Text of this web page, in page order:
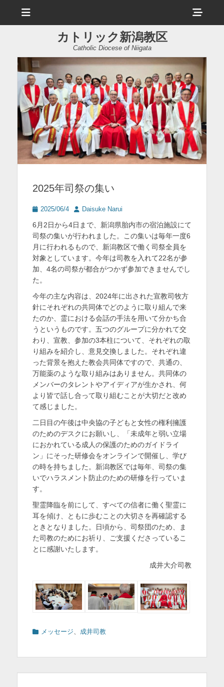
ュ
ヘ
ッ
ー
サ
イ
ド
バ
コ
カトリック新潟教区
Catholic Diocese of Niigata
2025年司祭の集い
投
日
2025/06/4
投
者
Daisuke Narui
6月2日から4日まで、新潟県胎内市の宿泊施設にて
司祭の集いが行われました。この集いは毎年一度6
月に行われるもので、新潟教区で働く司祭全員を
対象としています。今年は司教を入れて22名が参
加、4名の司祭が都合がつかず参加できませんでし
た。
今年の主な内容は、2024年に出された宣教司牧方
針にそれぞれの共同体でどのように取り組んで来
たのか、霊における会話の手法を用いて分かち合
うというものです。五つのグループに分かれて交
わり、宣教、参加の3本柱について、それぞれの取
り組みを紹介し、意見交換しました。それぞれ違
った背景を抱えた教会共同体ですので、共通の、
万能薬のような取り組みはありません。共同体の
メンバーのタレントやアイディアが生かされ、何
より皆で話し合って取り組むことが大切だと改め
て感じました。
二日目の午後は中央協の子どもと女性の権利擁護
のためのデスクにお願いし、「未成年と弱い立場
におかれている成人の保護のためのガイドライ
ン」にそった研修会をオンラインで開催し、学び
の時を持ちました。新潟教区では毎年、司祭の集
いでハラスメント防止のための研修を行っていま
す。
聖霊降臨を前にして、すべての信者に働く聖霊に
耳を傾け、ともに歩むことの大切さを再確認する
ときとなりました。日頃から、司祭団のため、ま
た司教のためにお祈り、ご支援くださっているこ
とに感謝いたします。
成井大介司教
カ メッセージ 成井司教